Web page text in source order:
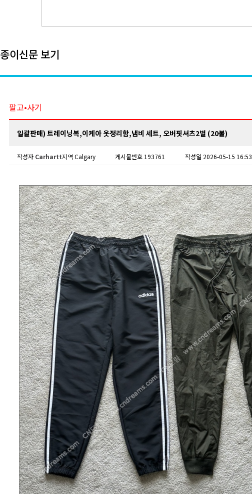
종이신문 보기
팔고•사기
일괄판매) 트레이닝복,이케아 옷정리함,냄비 세트, 오버핏셔츠2벌 (20불)
작성자 Carhartt지역 Calgary 게시물번호 193761 작성일 2026-05-15 16:53